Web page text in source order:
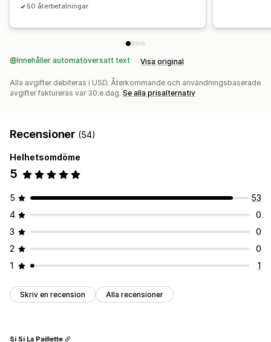
50 återbetalningar
Innehåller automatöversatt text Visa original
Alla avgifter debiteras i USD. Återkommande och användningsbaserade
avgifter faktureras var 30:e dag. Se alla prisalternativ
Recensioner (54)
Helhetsomdöme
5
5
53
4
0
3
0
2
0
1
1
Skriv en recension Alla recensioner
Si Si La Paillette